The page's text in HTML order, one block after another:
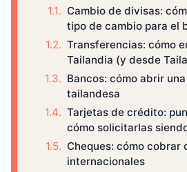
Cambio de divisas:
tipo de cambio para el
Transferencias: cómo
Tailandia (y desde
Bancos: cómo abrir
tailandesa
Tarjetas de crédito:
cómo solicitarlas
Cheques: cómo cobrar
internacionales